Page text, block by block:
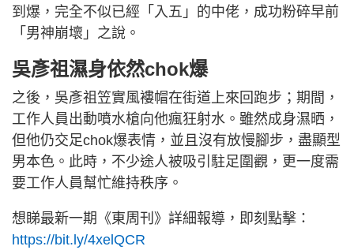
到爆，完全不似已經「入五」的中佬，成功粉碎早前
「男神崩壞」之說。
吳彥祖濕身依然chok爆
之後，吳彥祖笠實風褸帽在街道上來回跑步；期間，
工作人員出動噴水槍向他瘋狂射水。雖然成身濕晒，
但他仍交足chok爆表情，並且沒有放慢腳步，盡顯型
男本色。此時，不少途人被吸引駐足圍觀，更一度需
要工作人員幫忙維持秩序。
想睇最新一期《東周刊》詳細報導，即刻點擊：
https://bit.ly/4xelQCR